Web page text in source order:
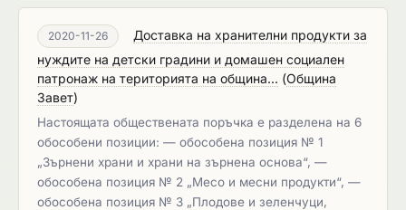
2020-11-26
Доставка на хранителни продукти за
нуждите на детски градини и домашен социален
патронаж на територията на община... (Община
Завет)
Настоящата обществената поръчка е разделена на 6
обособени позиции: — обособена позиция № 1
„Зърнени храни и храни на зърнена основа“, —
обособена позиция № 2 „Месо и месни продукти“, —
обособена позиция № 3 „Плодове и зеленчуци,